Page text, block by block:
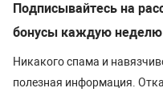
Подписывайтесь на
бонусы каждую неделю
Никакого спама и
полезная информация.